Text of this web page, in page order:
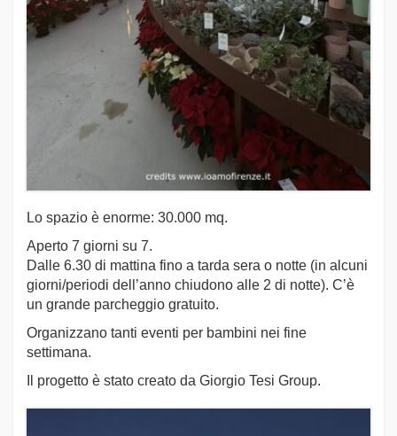
Lo spazio è enorme: 30.000 mq.
Aperto 7 giorni su 7.
Dalle 6.30 di mattina fino a tarda sera o notte (in alcuni
giorni/periodi dell’anno chiudono alle 2 di notte). C’è
un grande parcheggio gratuito.
Organizzano tanti eventi per bambini nei fine
settimana.
Il progetto è stato creato da Giorgio Tesi Group.